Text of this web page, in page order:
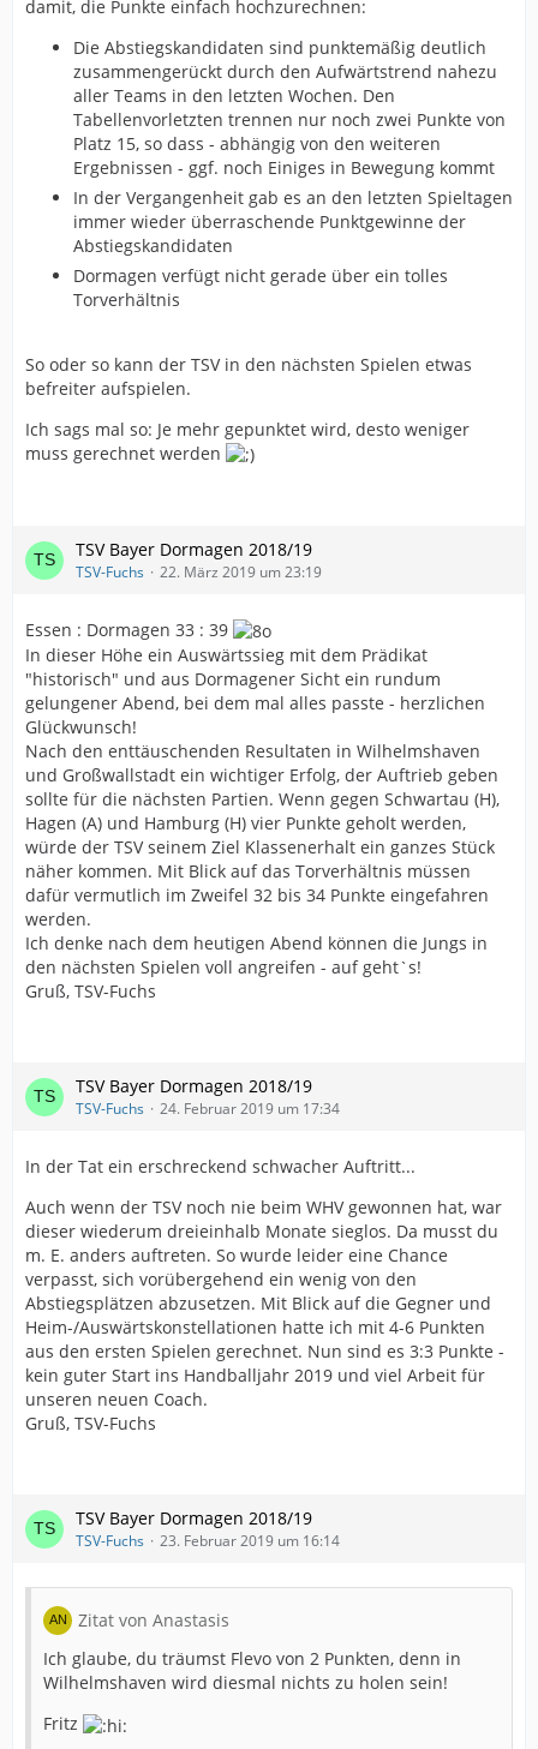
damit, die Punkte einfach hochzurechnen:
Die Abstiegskandidaten sind punktemäßig deutlich
zusammengerückt durch den Aufwärtstrend nahezu
aller Teams in den letzten Wochen. Den
Tabellenvorletzten trennen nur noch zwei Punkte von
Platz 15, so dass - abhängig von den weiteren
Ergebnissen - ggf. noch Einiges in Bewegung kommt
In der Vergangenheit gab es an den letzten Spieltagen
immer wieder überraschende Punktgewinne der
Abstiegskandidaten
Dormagen verfügt nicht gerade über ein tolles
Torverhältnis
So oder so kann der TSV in den nächsten Spielen etwas
befreiter aufspielen.
Ich sags mal so: Je mehr gepunktet wird, desto weniger
muss gerechnet werden
TSV Bayer Dormagen 2018/19
TSV-Fuchs 22. März 2019 um 23:19
Essen : Dormagen 33 : 39
In dieser Höhe ein Auswärtssieg mit dem Prädikat
"historisch" und aus Dormagener Sicht ein rundum
gelungener Abend, bei dem mal alles passte - herzlichen
Glückwunsch!
Nach den enttäuschenden Resultaten in Wilhelmshaven
und Großwallstadt ein wichtiger Erfolg, der Auftrieb geben
sollte für die nächsten Partien. Wenn gegen Schwartau (H),
Hagen (A) und Hamburg (H) vier Punkte geholt werden,
würde der TSV seinem Ziel Klassenerhalt ein ganzes Stück
näher kommen. Mit Blick auf das Torverhältnis müssen
dafür vermutlich im Zweifel 32 bis 34 Punkte eingefahren
werden.
Ich denke nach dem heutigen Abend können die Jungs in
den nächsten Spielen voll angreifen - auf geht`s!
Gruß, TSV-Fuchs
TSV Bayer Dormagen 2018/19
TSV-Fuchs 24. Februar 2019 um 17:34
In der Tat ein erschreckend schwacher Auftritt...
Auch wenn der TSV noch nie beim WHV gewonnen hat, war
dieser wiederum dreieinhalb Monate sieglos. Da musst du
m. E. anders auftreten. So wurde leider eine Chance
verpasst, sich vorübergehend ein wenig von den
Abstiegsplätzen abzusetzen. Mit Blick auf die Gegner und
Heim-/Auswärtskonstellationen hatte ich mit 4-6 Punkten
aus den ersten Spielen gerechnet. Nun sind es 3:3 Punkte -
kein guter Start ins Handballjahr 2019 und viel Arbeit für
unseren neuen Coach.
Gruß, TSV-Fuchs
TSV Bayer Dormagen 2018/19
TSV-Fuchs 23. Februar 2019 um 16:14
Zitat von Anastasis
Ich glaube, du träumst Flevo von 2 Punkten, denn in
Wilhelmshaven wird diesmal nichts zu holen sein!
Fritz